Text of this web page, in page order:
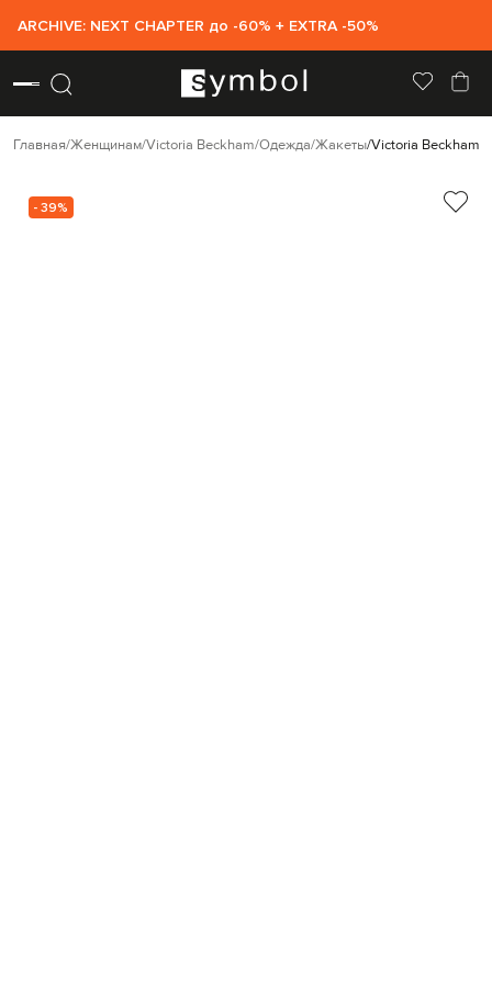
ARCHIVE: NEXT CHAPTER до -60% + EXTRA -50%
Главная Женщинам Victoria Beckham Одежда Жакеты Victoria Beckham
- 39%